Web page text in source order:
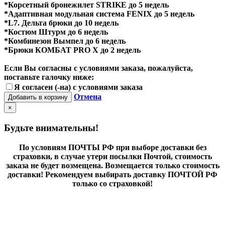
*Корсетный бронежилет STRIKE до 5 недель
*Адаптивная модульная система FENIX до 5 недель
*L7. Дельта брюки до 10 недель
*Костюм Штурм до 6 недель
*Комбинезон Вымпел до 6 недель
*Брюки КОМБАТ PRO X до 2 недель
Если Вы согласны с условиями заказа, пожалуйста,
поставьте галочку ниже:
Я согласен (-на) с условиями заказа
Добавить в корзину Отмена
×
Будьте внимательны!
По условиям ПОЧТЫ РФ при выборе доставки без
страховки, в случае утери посылки Почтой, стоимость
заказа не будет возмещена. Возмещается только стоимость
доставки! Рекомендуем выбирать доставку ПОЧТОЙ РФ
только со страховкой!